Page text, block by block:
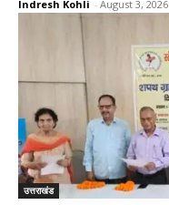
Indresh Kohli - August 3, 2026
उत्तराखंड